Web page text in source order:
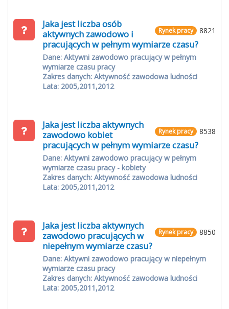
8821
Rynek pracy
Jaka jest liczba osób
aktywnych zawodowo i
pracujących w pełnym wymiarze czasu?
Dane: Aktywni zawodowo pracujący w pełnym
wymiarze czasu pracy
Zakres danych: Aktywność zawodowa ludności
Lata: 2005,2011,2012
8538
Rynek pracy
Jaka jest liczba aktywnych
zawodowo kobiet
pracujących w pełnym wymiarze czasu?
Dane: Aktywni zawodowo pracujący w pełnym
wymiarze czasu pracy - kobiety
Zakres danych: Aktywność zawodowa ludności
Lata: 2005,2011,2012
8850
Rynek pracy
Jaka jest liczba aktywnych
zawodowo pracujących w
niepełnym wymiarze czasu?
Dane: Aktywni zawodowo pracujący w niepełnym
wymiarze czasu pracy
Zakres danych: Aktywność zawodowa ludności
Lata: 2005,2011,2012